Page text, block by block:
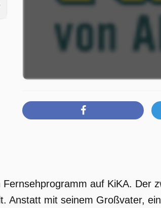
Fernsehprogramm auf KiKA. Der
Anstatt mit seinem Großvater,